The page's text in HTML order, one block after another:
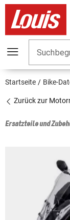
Startseite Bike-
Zurück zur
Ersatzteile und